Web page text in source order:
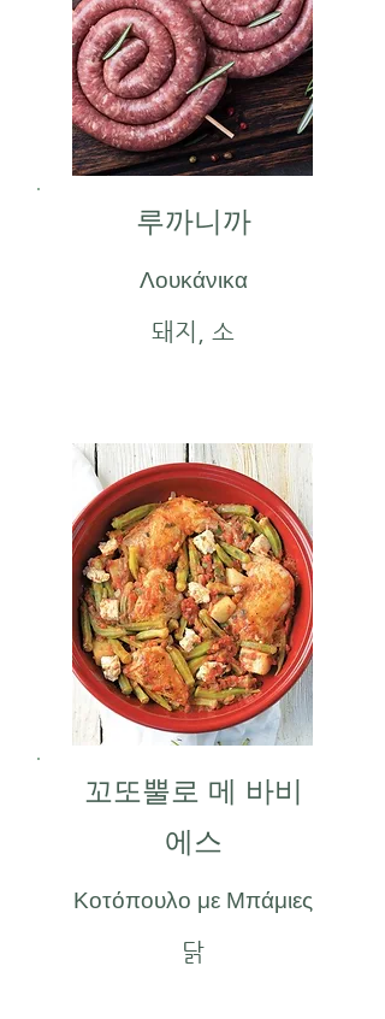
루까니까
Λουκάνικα
돼지, 소
꼬또뿔로 메 바비
에스
Κοτόπουλο με Μπάμιες
닭